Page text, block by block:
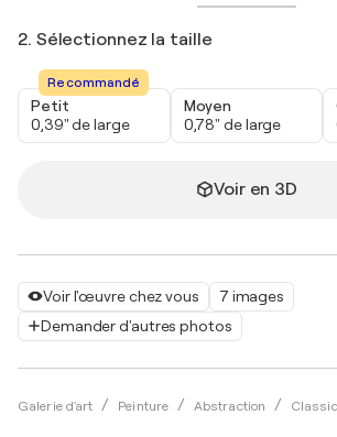
Voir l'œuvre chez vous
7 images
Demander d'autres photos
Galerie d'art Peinture Abstraction
2. Sélectionnez la taille
Recommandé
Petit
0,39" de large
Moyen
0,78" de large
Voir en 3D